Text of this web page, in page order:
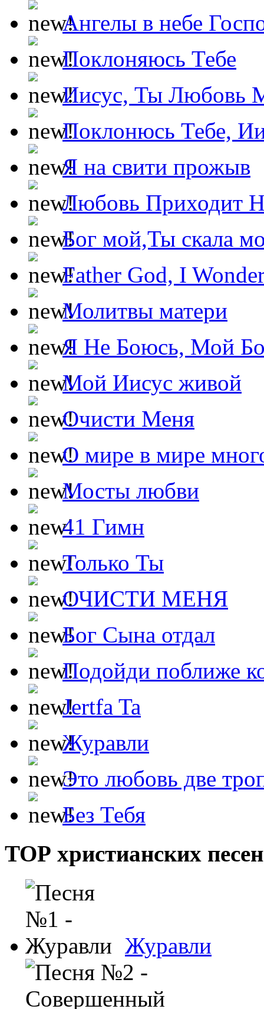
Ангелы в небе
Поклоняюсь Тебе
Иисус, Ты Любовь
Поклонюсь Тебе,
Я на свити прожыв
Любовь Приходит
Бог мой,Ты скала
Father God, I
Молитвы матери
Я Не Боюсь, Мой
Мой Иисус живой
Очисти Меня
О мире в мире
Мосты любви
41 Гимн
Только Ты
ОЧИСТИ МЕНЯ
Бог Сына отдал
Подойди поближе
Jertfa Ta
Журавли
Это любовь две
Без Тебя
ТОР христианских песен
Журавли